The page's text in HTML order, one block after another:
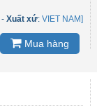
-Xuất xứ:VIET NAM]
Mua hàng